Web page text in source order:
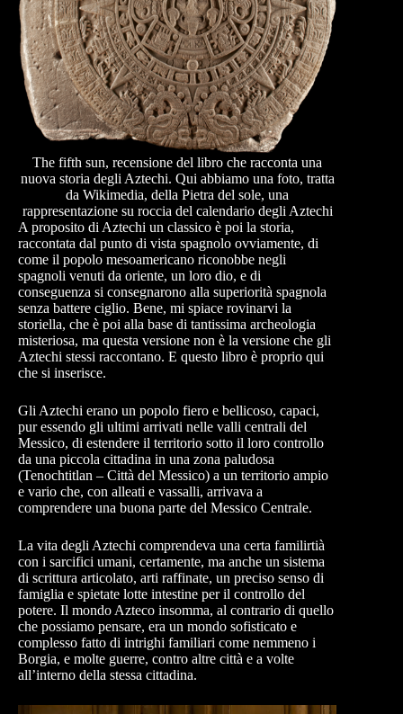
The fifth sun, recensione del libro che racconta una
nuova storia degli Aztechi. Qui abbiamo una foto, tratta
da Wikimedia, della Pietra del sole, una
rappresentazione su roccia del calendario degli Aztechi
A proposito di Aztechi un classico è poi la storia,
raccontata dal punto di vista spagnolo ovviamente, di
come il popolo mesoamericano riconobbe negli
spagnoli venuti da oriente, un loro dio, e di
conseguenza si consegnarono alla superiorità spagnola
senza battere ciglio. Bene, mi spiace rovinarvi la
storiella, che è poi alla base di tantissima archeologia
misteriosa, ma questa versione non è la versione che gli
Aztechi stessi raccontano. E questo libro è proprio qui
che si inserisce.
Gli Aztechi erano un popolo fiero e bellicoso, capaci,
pur essendo gli ultimi arrivati nelle valli centrali del
Messico, di estendere il territorio sotto il loro controllo
da una piccola cittadina in una zona paludosa
(Tenochtitlan – Città del Messico) a un territorio ampio
e vario che, con alleati e vassalli, arrivava a
comprendere una buona parte del Messico Centrale.
La vita degli Aztechi comprendeva una certa familirtià
con i sarcifici umani, certamente, ma anche un sistema
di scrittura articolato, arti raffinate, un preciso senso di
famiglia e spietate lotte intestine per il controllo del
potere. Il mondo Azteco insomma, al contrario di quello
che possiamo pensare, era un mondo sofisticato e
complesso fatto di intrighi familiari come nemmeno i
Borgia, e molte guerre, contro altre città e a volte
all’interno della stessa cittadina.